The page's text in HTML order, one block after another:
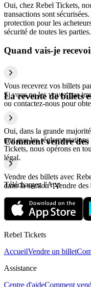
Oui, chez Rebel Tickets,
transactions sont
protection pour les
sécurité de toutes les parties.
Quand vais-je
Vous recevrez vos billets
Si vous ne les voyez pas
ou contactez-nous pour
La revente de billets
Oui, dans la grande
tant que les
Tickets, nous opérons en
légal.
Comment vendre
Vendre des billets avec
dans la section “Vendre
Téléchargez l'App
Rebel Tickets
AccueilVendre un billet
Assistance
Centre d'aideComment